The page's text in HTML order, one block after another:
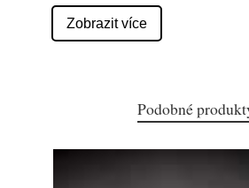
Zobrazit více
Podobné